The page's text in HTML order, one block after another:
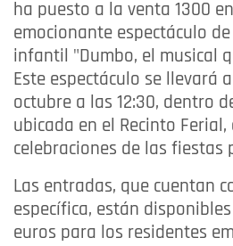
ha puesto a la venta 1300
emocionante espectáculo
infantil "Dumbo, el musical
Este espectáculo se llevará
octubre a las 12:30, dentro
ubicada en el Recinto
celebraciones de las fiestas
Las entradas, que cuentan
específica, están
euros para los residentes